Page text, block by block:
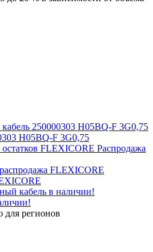
H05BQ-F 3G0,75
Распродажа
для регионов